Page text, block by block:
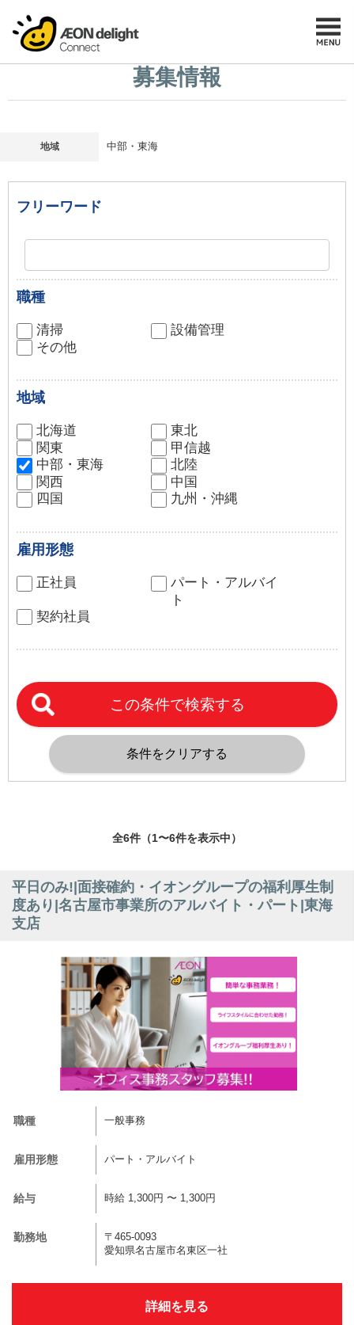
募集情報
地域 中部・東海
フリーワード
職種
清掃
設備管理
その他
地域
北海道
東北
関東
甲信越
中部・東海
北陸
関西
中国
四国
九州・沖縄
雇用形態
正社員
パート・アルバイ
ト
契約社員
全6件（1〜6件を表示中）
平日のみ!|面接確約・イオングループの福利厚生制
度あり|名古屋市事業所のアルバイト・パート|東海
支店
職種 一般事務
雇用形態 パート・アルバイト
給与 時給 1,300円 〜 1,300円
勤務地
〒465-0093
愛知県名古屋市名東区一社
詳細を見る